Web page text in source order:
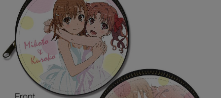
在庫あり
(即納)
商品
セール
ランキン
グ
おすすめ
NEW
colleize B